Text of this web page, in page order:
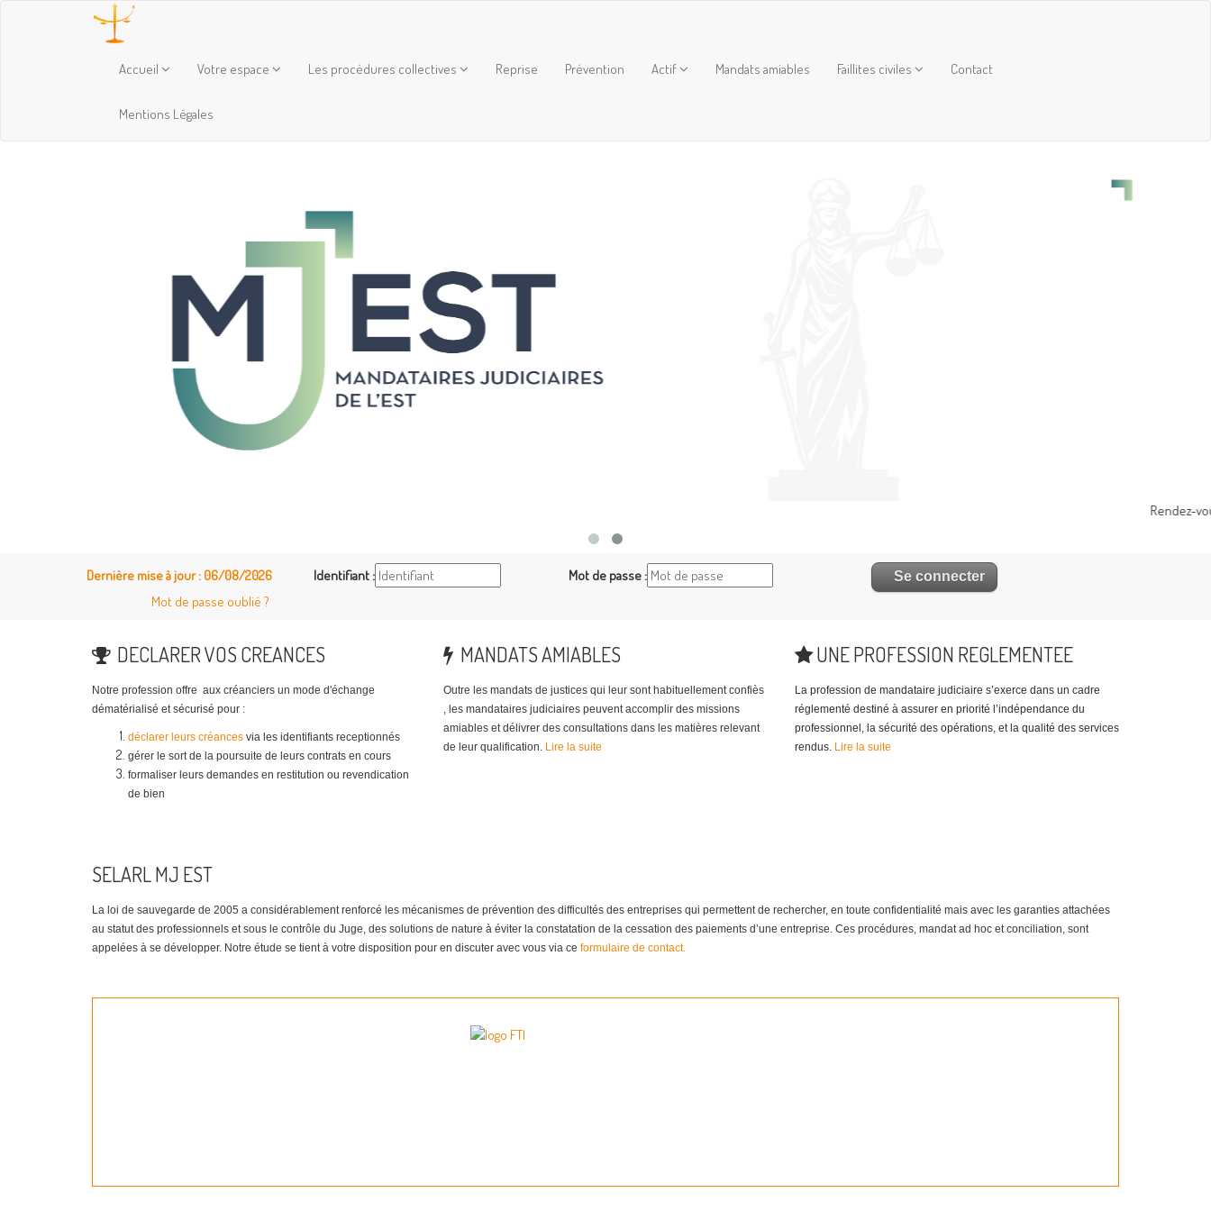
Accueil Votre espace Les procédures collectives Reprise Prévention Actif Mandats amiables Faillites civiles Contact
Mentions Légales
Dernière mise à jour : 06/08/2026 Identifiant :
Mot de passe :
Mot de passe oublié ?
DECLARER VOS CREANCES
Notre profession offre aux créanciers un mode d'échange
dématérialisé et sécurisé pour :
déclarer leurs créances via les identifiants receptionnés
gérer le sort de la poursuite de leurs contrats en cours
formaliser leurs demandes en restitution ou revendication
de bien
MANDATS AMIABLES
Outre les mandats de justices qui leur sont habituellement confiès
, les mandataires judiciaires peuvent accomplir des missions
amiables et délivrer des consultations dans les matières relevant
de leur qualification. Lire la suite
UNE PROFESSION REGLEMENTEE
La profession de mandataire judiciaire s’exerce dans un cadre
réglementé destiné à assurer en priorité l’indépendance du
professionnel, la sécurité des opérations, et la qualité des services
rendus. Lire la suite
SELARL MJ EST
La loi de sauvegarde de 2005 a considérablement renforcé les mécanismes de prévention des difficultés des entreprises qui permettent de rechercher, en toute confidentialité mais avec les garanties attachées
au statut des professionnels et sous le contrôle du Juge, des solutions de nature à éviter la constatation de la cessation des paiements d’une entreprise. Ces procédures, mandat ad hoc et conciliation, sont
appelées à se développer. Notre étude se tient à votre disposition pour en discuter avec vous via ce formulaire de contact.